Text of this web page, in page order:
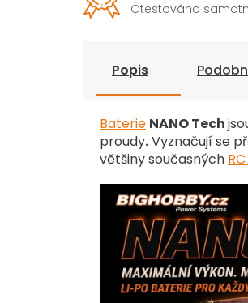
Otestováno
Popis
Baterie NANO Tech
proudy.Vyznačují se
většiny současných